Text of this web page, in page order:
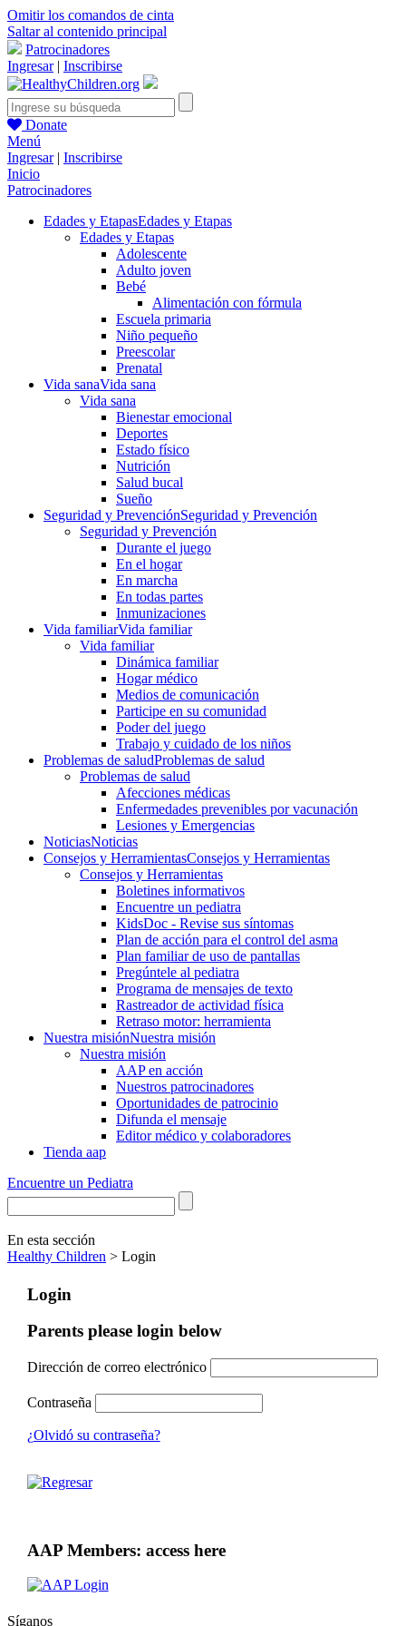
Omitir los comandos de cinta
Saltar al contenido principal
Patrocinadores
Ingresar| Inscribirse
Donate
Menú
Ingresar| Inscribirse
Inicio
Patrocinadores
Edades y EtapasEdades y Etapas
Edades y Etapas
Adolescente
Adulto joven
Bebé
Alimentación con fórmula
Escuela primaria
Niño pequeño
Preescolar
Prenatal
Vida sanaVida sana
Vida sana
Bienestar emocional
Deportes
Estado físico
Nutrición
Salud bucal
Sueño
Seguridad y PrevenciónSeguridad y Prevención
Seguridad y Prevención
Durante el juego
En el hogar
En marcha
En todas partes
Inmunizaciones
Vida familiarVida familiar
Vida familiar
Dinámica familiar
Hogar médico
Medios de comunicación
Participe en su comunidad
Poder del juego
Trabajo y cuidado de los niños
Problemas de saludProblemas de salud
Problemas de salud
Afecciones médicas
Enfermedades prevenibles por vacunación
Lesiones y Emergencias
NoticiasNoticias
Consejos y HerramientasConsejos y Herramientas
Consejos y Herramientas
Boletines informativos
Encuentre un pediatra
KidsDoc - Revise sus síntomas
Plan de acción para el control del asma
Plan familiar de uso de pantallas
Pregúntele al pediatra
Programa de mensajes de texto
Rastre​​ador de activida​d física
Retraso motor: herramienta
Nuestra misiónNuestra misión
Nuestra misión
AAP en acción
Nuestros patrocinadores
Oportunidades de patrocinio
Difunda el mensaje
Editor médico y colaboradores
Tienda aap
Encuentre un Pediatra
En esta sección
Healthy Children > Login
Login
Parents please login below
Dirección de correo electrónico
Contraseña
¿Olvidó su contraseña?
AAP Members: access here
Síganos